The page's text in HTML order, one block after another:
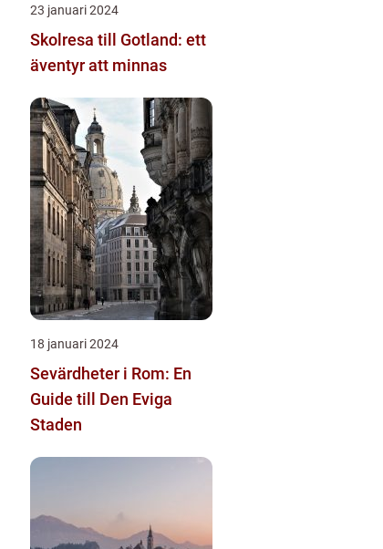
23 januari 2024
Skolresa till Gotland: ett
äventyr att minnas
18 januari 2024
Sevärdheter i Rom: En
Guide till Den Eviga
Staden